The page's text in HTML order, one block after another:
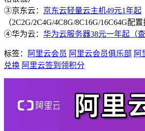
③京东云： 京东云轻量云主机49元1年起
（2C2G/2C4G/4C8G/8C16G/16C64G配置
④华为云： 华为云服务器38元一年起（
标签： 阿里云会员 阿里云会员俱乐部 阿
兑换 阿里云签到领积分